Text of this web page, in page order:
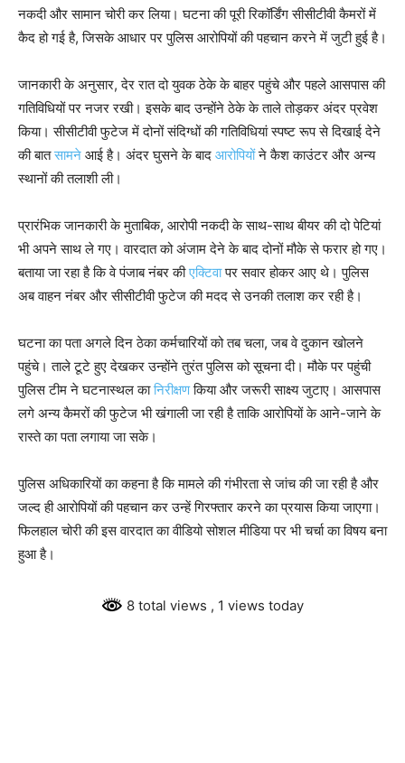
नकदी और सामान चोरी कर लिया। घटना की पूरी रिकॉर्डिंग सीसीटीवी कैमरों में
कैद हो गई है, जिसके आधार पर पुलिस आरोपियों की पहचान करने में जुटी हुई है।
जानकारी के अनुसार, देर रात दो युवक ठेके के बाहर पहुंचे और पहले आसपास की
गतिविधियों पर नजर रखी। इसके बाद उन्होंने ठेके के ताले तोड़कर अंदर प्रवेश
किया। सीसीटीवी फुटेज में दोनों संदिग्धों की गतिविधियां स्पष्ट रूप से दिखाई देने
की बातसामने आई है। अंदर घुसने के बाद आरोपियोंने कैश काउंटर और अन्य
स्थानों की तलाशी ली।
प्रारंभिक जानकारी के मुताबिक, आरोपी नकदी के साथ-साथ बीयर की दो पेटियां
भी अपने साथ ले गए। वारदात को अंजाम देने के बाद दोनों मौके से फरार हो गए।
बताया जा रहा है कि वे पंजाब नंबर कीएक्टिवापर सवार होकर आए थे। पुलिस
अब वाहन नंबर और सीसीटीवी फुटेज की मदद से उनकी तलाश कर रही है।
घटना का पता अगले दिन ठेका कर्मचारियों को तब चला, जब वे दुकान खोलने
पहुंचे। ताले टूटे हुए देखकर उन्होंने तुरंत पुलिस को सूचना दी। मौके पर पहुंची
पुलिस टीम ने घटनास्थल कानिरीक्षणकिया और जरूरी साक्ष्य जुटाए। आसपास
लगे अन्य कैमरों की फुटेज भी खंगाली जा रही है ताकि आरोपियों के आने-जाने के
रास्ते का पता लगाया जा सके।
पुलिस अधिकारियों का कहना है कि मामले की गंभीरता से जांच की जा रही है और
जल्द ही आरोपियों की पहचान कर उन्हें गिरफ्तार करने का प्रयास किया जाएगा।
फिलहाल चोरी की इस वारदात का वीडियो सोशल मीडिया पर भी चर्चा का विषय बना
हुआ है।
8 total views , 1 views today